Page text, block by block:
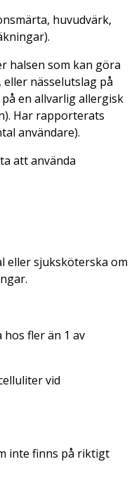
huvudvärk,
halsen som kan göra
nässelutslag på
en allvarlig allergisk
Har rapporterats
användare).
att använda
eller sjuksköterska om
fler än 1 av
vid
inte finns på riktigt